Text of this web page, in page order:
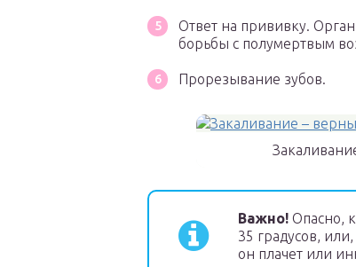
Ответ на прививку.
борьбы с полумертвым
Прорезывание зубов.
Важно! Опасно,
35 градусов,
он плачет или